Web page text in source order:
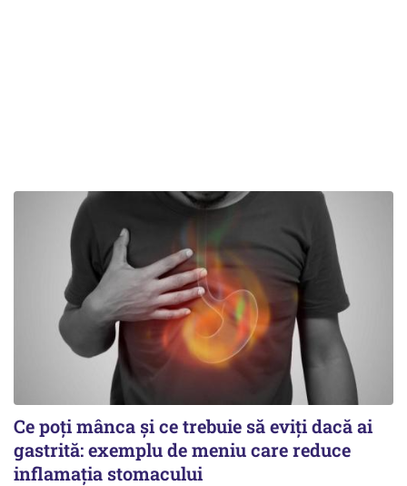
Ce poți mânca și ce trebuie să eviți dacă ai
gastrită: exemplu de meniu care reduce
inflamația stomacului